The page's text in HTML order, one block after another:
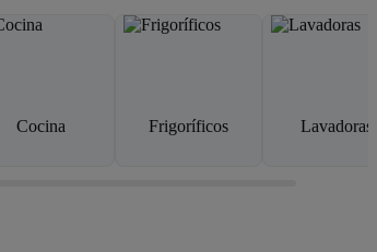
Cocina Frigoríficos Lavadoras